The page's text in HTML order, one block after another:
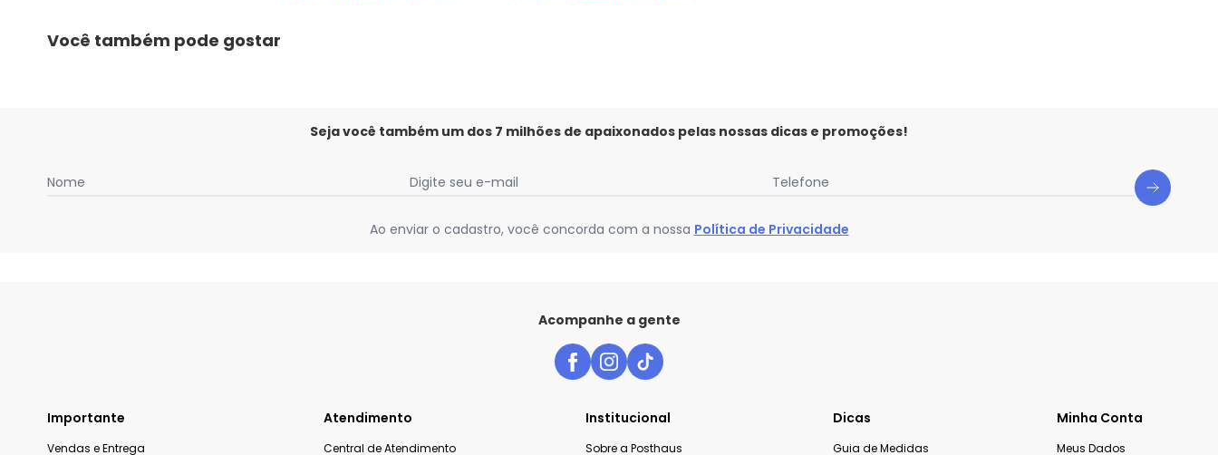
Você também pode gostar
Seja você também um dos 7 milhões de apaixonados pelas nossas dicas e promoções!
Nome Digite seu e-mail Telefone
Ao enviar o cadastro, você concorda com a nossa Política de Privacidade
Acompanhe a gente
Importante
Vendas e Entrega
Atendimento
Central de Atendimento
Institucional
Sobre a Posthaus
Dicas
Guia de Medidas
Minha Conta
Meus Dados